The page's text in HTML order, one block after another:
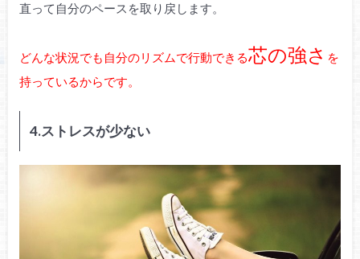
直って自分のペースを取り戻します。
どんな状況でも自分のリズムで行動できる芯の強さ を
持っているからです。
4.ストレスが少ない